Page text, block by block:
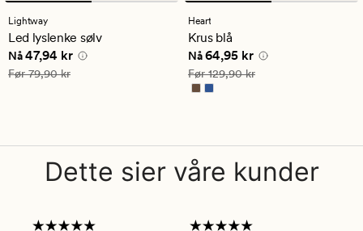
Lightway
Led lyslenke sølv
Nåværende pris
Nå47,94 kr
Vanlig pris 79,90 kr
Før79,90 kr
Heart
Krus blå
Nåværende pris
Nå64,95 kr
Vanlig pris 129,90 kr
Før129,90 kr
Dette sier våre kunder